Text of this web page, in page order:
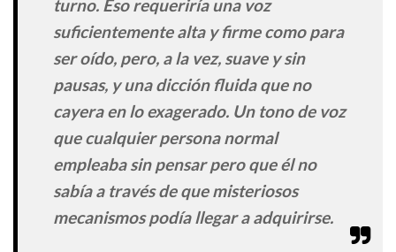
turno. Eso requeriría una voz
suficientemente alta y firme como para
ser oído, pero, a la vez, suave y sin
pausas, y una dicción fluida que no
cayera en lo exagerado. Un tono de voz
que cualquier persona normal
empleaba sin pensar pero que él no
sabía a través de que misteriosos
mecanismos podía llegar a adquirirse.